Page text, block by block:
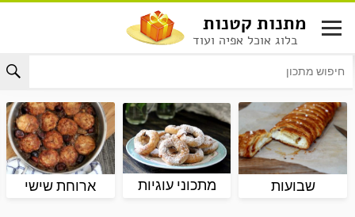
לתוכן
מתנות קטנות
בלוג אוכל אפיה ועוד
שבועות מתכוני עוגיות ארוחת שישי